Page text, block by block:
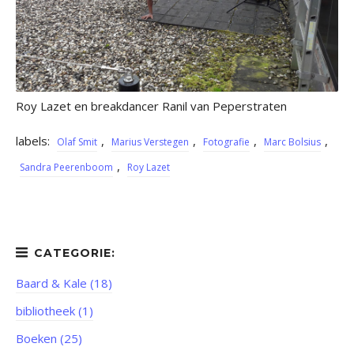
Roy Lazet en breakdancer Ranil van Peperstraten
labels: Olaf Smit , Marius Verstegen , Fotografie , Marc Bolsius ,
Sandra Peerenboom , Roy Lazet
Baard & Kale (18)
bibliotheek (1)
Boeken (25)